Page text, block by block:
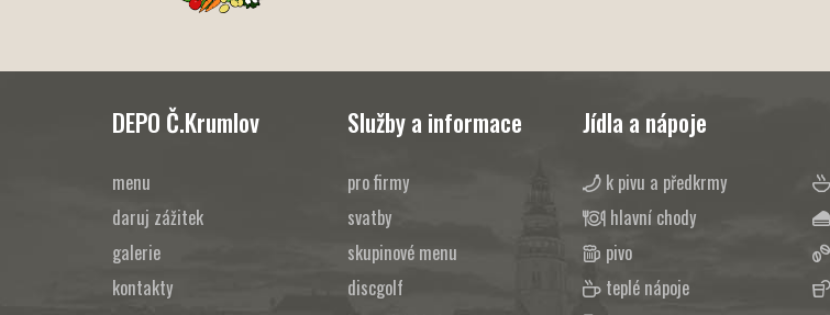
DEPO Č.Krumlov
menu
daruj zážitek
galerie
kontakty
Služby a informace
pro firmy
svatby
skupinové menu
discgolf
Jídla a nápoje
k pivu a předkrmy
hlavní chody
pivo
teplé nápoje